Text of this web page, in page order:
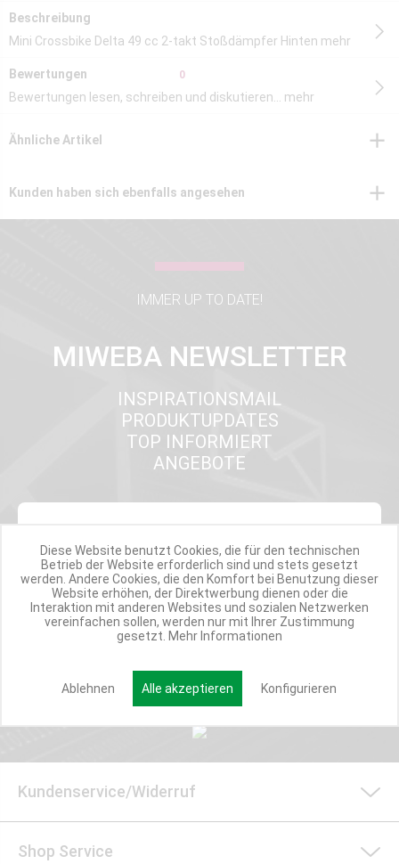
Beschreibung
Mini Crossbike Delta 49 cc 2-takt Stoßdämpfer Hinten mehr
Bewertungen 0
Bewertungen lesen, schreiben und diskutieren... mehr
Ähnliche Artikel
Kunden haben sich ebenfalls angesehen
IMMER UP TO DATE!
MIWEBA NEWSLETTER
INSPIRATIONSMAIL
PRODUKTUPDATES
TOP INFORMIERT
ANGEBOTE
Verpasse nie wieder exklusive Newsletter-Rabatte und Aktionen
E-MAIL*
Kundenservice/Widerruf
Shop Service
Diese Website benutzt Cookies, die für den technischen
Betrieb der Website erforderlich sind und stets gesetzt
werden. Andere Cookies, die den Komfort bei Benutzung dieser
Website erhöhen, der Direktwerbung dienen oder die
Interaktion mit anderen Websites und sozialen Netzwerken
vereinfachen sollen, werden nur mit Ihrer Zustimmung
gesetzt. Mehr Informationen
Ablehnen Alle akzeptieren Konfigurieren